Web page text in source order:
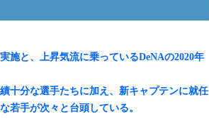
施と、上昇気流に乗っているDeNAの2020年
十分な選手たちに加え、新キャプテンに就任
若手が次々と台頭している。